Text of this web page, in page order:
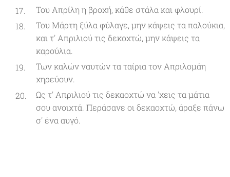
Του Απρίλη η βροχή, κάθε στάλα και φλουρί.
Του Μάρτη ξύλα φύλαγε, μην κάψεις τα παλούκια,
και τ' Απριλιού τις δεκοχτώ, μην κάψεις τα
καρούλια.
Των καλών ναυτών τα ταίρια τον Απριλομάη
χηρεύουν.
Ως τ' Απριλιού τις δεκαοχτώ να 'χεις τα μάτια
σου ανοιχτά. Περάσανε οι δεκαοχτώ, άραξε πάνω
σ' ένα αυγό.